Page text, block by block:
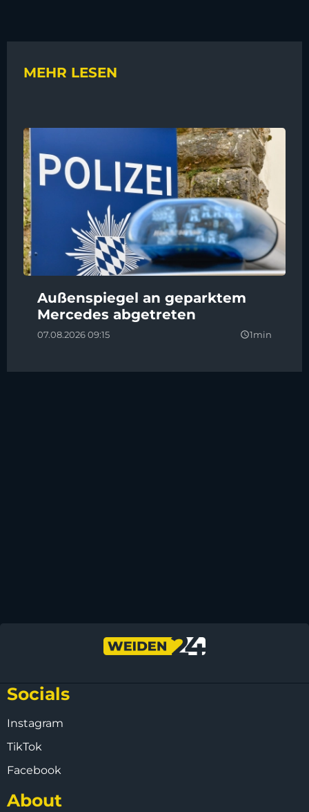
MEHR LESEN
Außenspiegel an geparktem
Mercedes abgetreten
07.08.2026 09:15 query_builder1min
Socials
Instagram
TikTok
Facebook
About